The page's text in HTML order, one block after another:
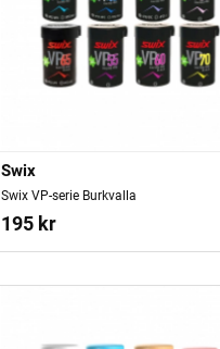
Swix
Swix VP-serie Burkvalla
195 kr